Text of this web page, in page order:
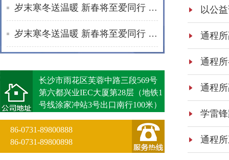
岁末寒冬送温暖 新春将至爱同行 | 通程“小蓓蕾”公益项目2025年走访纪实
岁末寒冬送温暖 新春将至爱同行 | 通程“小蓓蕾”公益项目2025年走访纪实
长沙市雨花区芙蓉中路三段569号
第六都兴业IEC大厦第28层（地铁1
号线涂家冲站3号出口南行100米）
86-0731-89800888
86-0731-89800898